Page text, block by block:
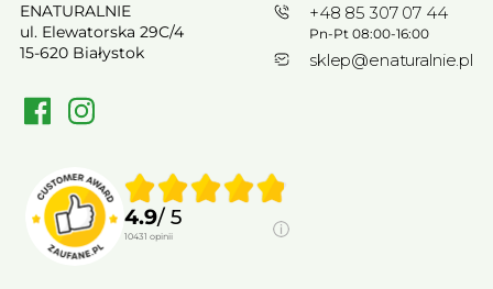
ENATURALNIE
ul. Elewatorska 29C/4
15-620 Białystok
+48 85 307 07 44
Pn-Pt 08:00-16:00
sklep@enaturalnie.pl
4.9/ 5
10431 opinii